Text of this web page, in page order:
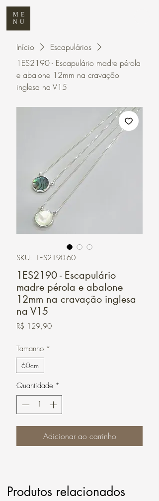
ME
NU
Início
Escapulários
1ES2190 - Escapulário madre pérola
e abalone 12mm na cravação
inglesa na V15
SKU: 1ES2190-60
1ES2190 - Escapulário
madre pérola e abalone
12mm na cravação inglesa
na V15
R$ 129,90Preço
Tamanho *
60cm
Quantidade *
Adicionar ao carrinho
Produtos relacionados